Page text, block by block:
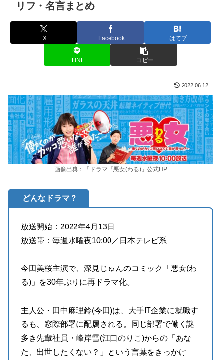
リフ・名言まとめ
X Facebook はてブ
LINE コピー
2022.06.12
画像出典：「ドラマ『悪女(わる)」公式HP
どんなドラマ？
放送開始：2022年4月13日
放送帯：毎週水曜夜10:00／日本テレビ系
今田美桜主演で、深見じゅんのコミック「悪女(わ
る)」を30年ぶりに再ドラマ化。
主人公・田中麻理鈴(今田)は、大手IT企業に就職す
るも、窓際部署に配属される。同じ部署で働く謎
多き先輩社員・峰岸雪(江口のりこ)からの「あな
た、出世したくない？」という言葉をきっかけ